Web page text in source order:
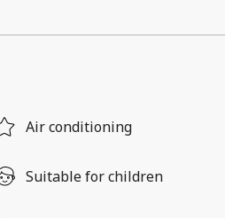
Air conditioning
Suitable for children